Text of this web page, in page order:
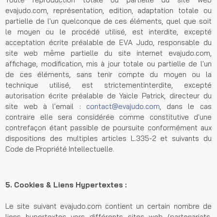
evajudo.com, représentation, edition, adaptation totale ou
partielle de l'un quelconque de ces éléments, quel que soit
le moyen ou le procédé utilisé, est interdite, excepté
acceptation écrite préalable de EVA Judo, responsable du
site web même partielle du site internet evajudo.com,
affichage, modification, mis à jour totale ou partielle de l'un
de ces éléments, sans tenir compte du moyen ou la
technique utilisé, est strictementinterdite, excepté
autorisation écrite préalable de Yaicle Patrick, directeur du
site web à l'email : contact@evajudo.com, dans le cas
contraire elle sera considérée comme constitutive d'une
contrefaçon étant passible de poursuite conformément aux
dispositions des multiples articles L.335-2 et suivants du
Code de Propriété Intellectuelle.
5. Cookies & Liens Hypertextes :
Le site suivant evajudo.com contient un certain nombre de